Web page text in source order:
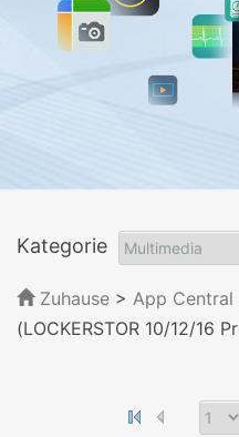
Kategorie
Zuhause > App Central
(LOCKERSTOR 10/12/16